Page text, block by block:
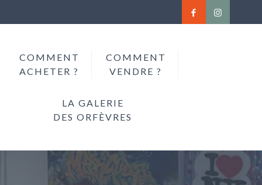
COMMENT
ACHETER ?
COMMENT
VENDRE ?
LA GALERIE
DES ORFÈVRES